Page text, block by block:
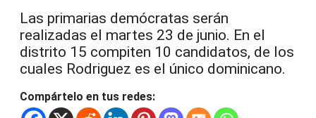
Las primarias demócratas serán
realizadas el martes 23 de junio. En el
distrito 15 compiten 10 candidatos, de los
cuales Rodriguez es el único dominicano.
Compártelo en tus redes: